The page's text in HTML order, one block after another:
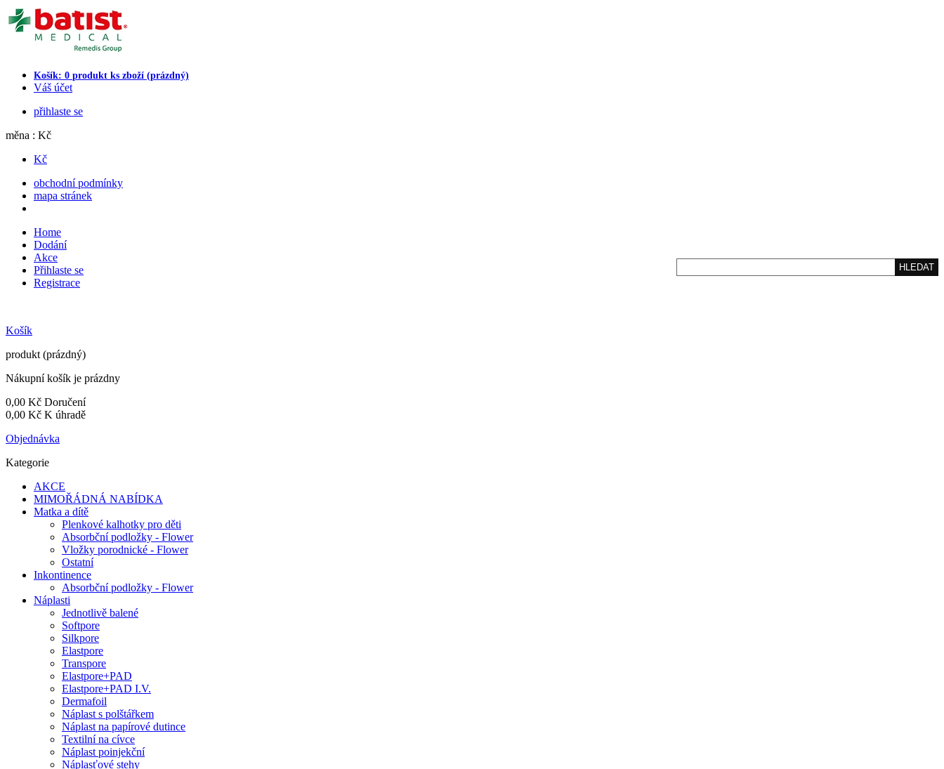
Košík: 0 produkt ks zboží (prázdný)
Váš účet
přihlaste se
měna : Kč
Kč
obchodní podmínky
mapa stránek
Home
Dodání
Akce
Přihlaste se
Registrace
Košík
produkt (prázdný)
Nákupní košík je prázdny
0,00 Kč Doručení
0,00 Kč K úhradě
Objednávka
Kategorie
AKCE
MIMOŘÁDNÁ NABÍDKA
Matka a dítě
Plenkové kalhotky pro děti
Absorbční podložky - Flower
Vložky porodnické - Flower
Ostatní
Inkontinence
Absorbční podložky - Flower
Náplasti
Jednotlivě balené
Softpore
Silkpore
Elastpore
Transpore
Elastpore+PAD
Elastpore+PAD I.V.
Dermafoil
Náplast s polštářkem
Náplast na papírové dutince
Textilní na cívce
Náplast poinjekční
Náplasťové stehy